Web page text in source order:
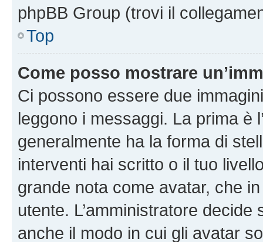
phpBB Group (trovi il
Top
Come posso mostrare
Ci possono essere due
leggono i messaggi. La prima è
generalmente ha la forma di
interventi hai scritto o il tuo
grande nota come avatar, che
utente. L’amministratore
anche il modo in cui gli avatar